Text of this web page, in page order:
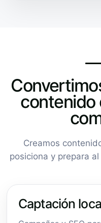
contenido
Creamos
posiciona y prepara
Captación